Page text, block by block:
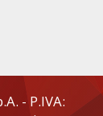
- P.IVA: